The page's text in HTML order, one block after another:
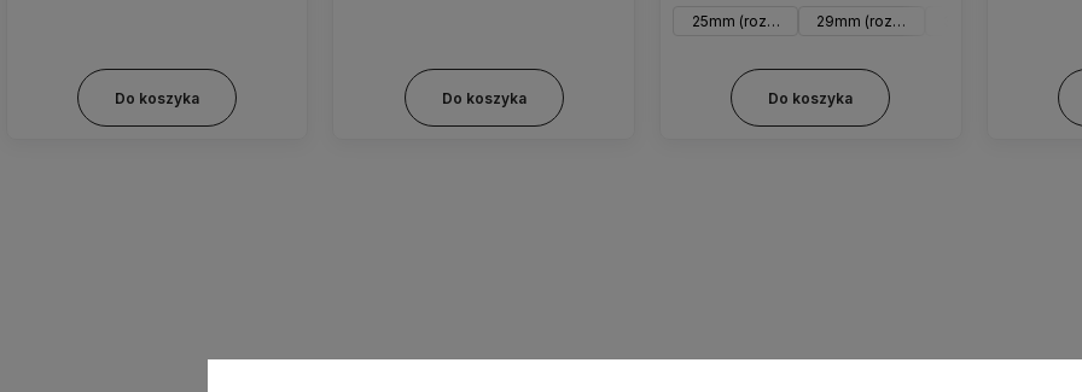
Do koszyka Do koszyka Do koszyka
25mm (rozm. 0) 29mm (rozm. 1)